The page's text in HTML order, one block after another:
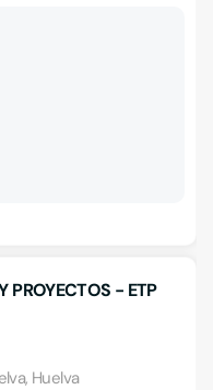
PROYECTOS - ETP
Huelva